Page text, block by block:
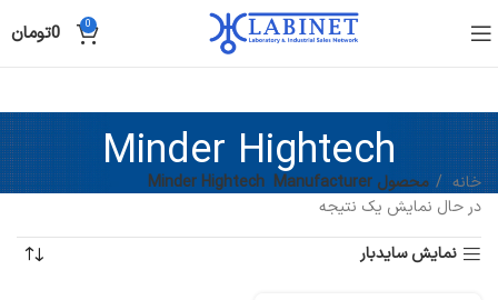
0
0تومان
Minder Hightech
خانه محصول Manufacturer
Minder Hightech
در حال نمایش یک نتیجه
نمایش سایدبار